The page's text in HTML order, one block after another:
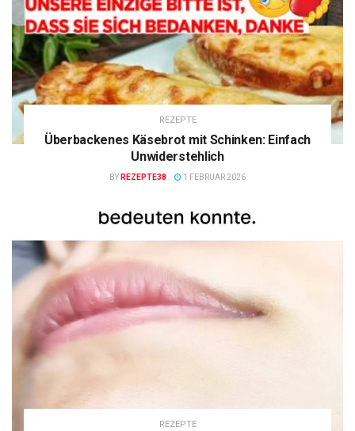
REZEPTE
Überbackenes Käsebrot mit Schinken: Einfach
Unwiderstehlich
BY REZEPTE38 1 FEBRUAR 2026
REZEPTE